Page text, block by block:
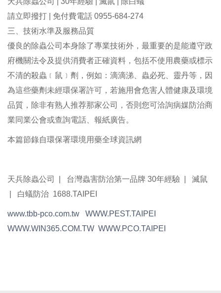
請立即撥打 | 免付費電話 0955-684-274
三、技術水準及服務品質
優良的除蟲公司本身除了專業技術外，最重要的是能遵守政
府機關法令及提供消費者正確資料，包括不使用農藥或標示
不清的殺蟲﹝鼠﹞劑，例如：滴滴涕、蟲必死、靈丹等，因
為這些藥劑未經環保署許可，若施用會危害人體健康及環境
品質，除非有熟人推荐那家公司，否則您可洽詢病媒防治商
業同業公會或查詢電話、報紙廣告。
本篇節錄自環保署環境用藥全球資訊網
天兵除蟲公司 | 台灣蟲害防治第一品牌 30年經驗 | 滅鼠
| 白蟻防治 1688.TAIPEI
www.tbb-pco.com.tw
WWW.PEST.TAIPEI
WWW.WIN365.COM.TW WWW.PCO.TAIPEI